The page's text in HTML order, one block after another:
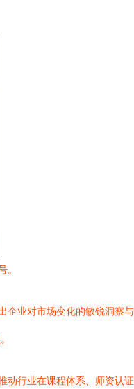
。
企业对市场变化的敏锐洞察
动行业在课程体系、师资认